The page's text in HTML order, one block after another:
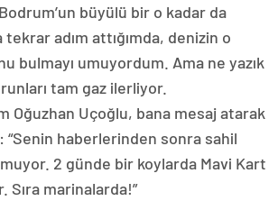
büyülü bir o kadar da
tekrar adım attığımda, denizin o
bulmayı umuyordum. Ama ne yazık
tam gaz ilerliyor.
Oğuzhan Uçoğlu, bana mesaj atarak
haberlerinden sonra sahil
2 günde bir koylarda Mavi Kart
Sıra marinalarda!”